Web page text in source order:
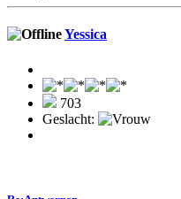
Yessica
703
Geslacht: